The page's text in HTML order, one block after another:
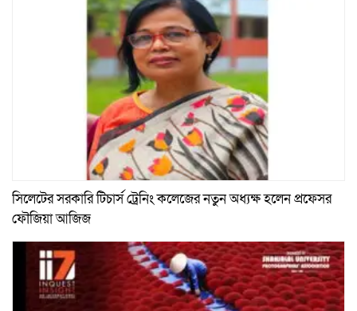
সিলেটের সরকারি টিচার্স ট্রেনিং কলেজের নতুন অধ্যক্ষ হলেন প্রফেসর
ফৌজিয়া আজিজ